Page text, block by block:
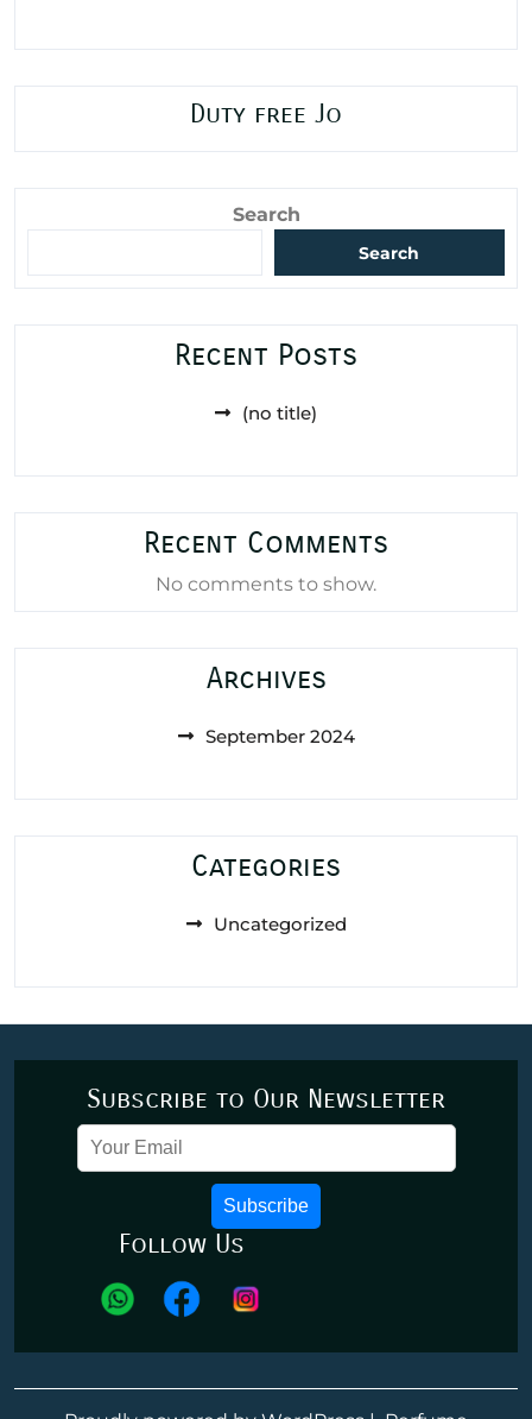
Duty free Jo
Search
Search
Recent Posts
(no title)
Recent Comments
No comments to show.
Archives
September 2024
Categories
Uncategorized
Subscribe to Our Newsletter
Subscribe
Follow Us